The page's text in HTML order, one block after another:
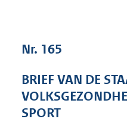
Nr. 165
BRIEF VAN DE
SPORT